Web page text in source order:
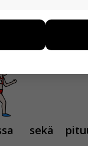
sekä
paremmin
sivuja
nimiä, eikä
käytön.